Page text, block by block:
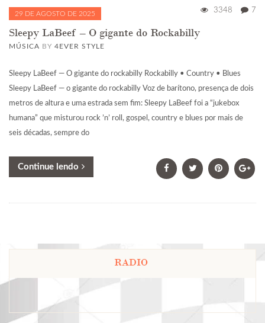
29 DE AGOSTO DE 2025 3348 7
Sleepy LaBeef – O gigante do Rockabilly
MÚSICA BY 4EVER STYLE
Sleepy LaBeef — O gigante do rockabilly Rockabilly • Country • Blues
Sleepy LaBeef — o gigante do rockabilly Voz de barítono, presença de dois
metros de altura e uma estrada sem fim: Sleepy LaBeef foi a “jukebox
humana” que misturou rock ’n’ roll, gospel, country e blues por mais de
seis décadas, sempre do
Continue lendo
RADIO